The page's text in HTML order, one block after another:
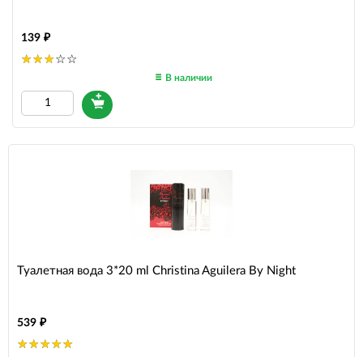
139
В наличии
Туалетная вода 3*20 ml Christina Aguilera By Night
539